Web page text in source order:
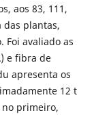
aos 83, 111,
das plantas,
Foi avaliado as
e fibra de
apresenta os
12 t
primeiro,